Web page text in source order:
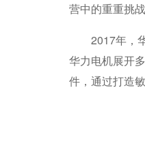
营中的重重挑战
2017年，华
华力电机展开
件，通过打造